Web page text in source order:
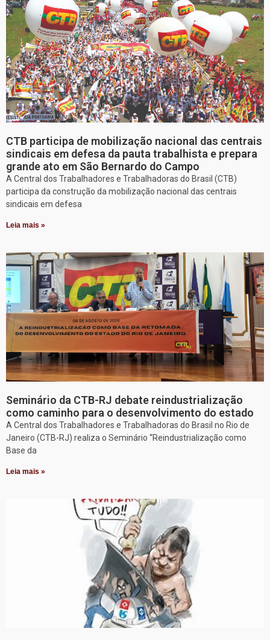
CTB participa de mobilização nacional das centrais
sindicais em defesa da pauta trabalhista e prepara
grande ato em São Bernardo do Campo
A Central dos Trabalhadores e Trabalhadoras do Brasil (CTB)
participa da construção da mobilização nacional das centrais
sindicais em defesa
Leia mais »
Seminário da CTB-RJ debate reindustrialização
como caminho para o desenvolvimento do estado
A Central dos Trabalhadores e Trabalhadoras do Brasil no Rio de
Janeiro (CTB-RJ) realiza o Seminário “Reindustrialização como
Base da
Leia mais »